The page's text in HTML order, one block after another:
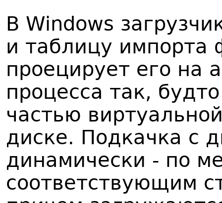
В Windows
и таблицу импорта
проецирует его на
процесса так,
частью
диске. Подкачка с
динамически - по
соответствующим